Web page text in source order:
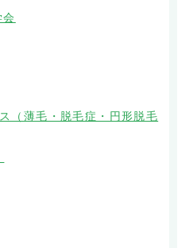
（薄毛・脱毛症・円形脱毛